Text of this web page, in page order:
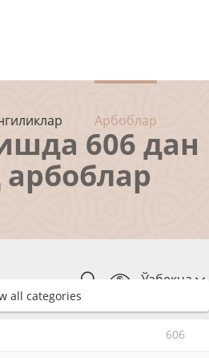
Арбоблар
Ўзбекча
606 дан
all categories
606